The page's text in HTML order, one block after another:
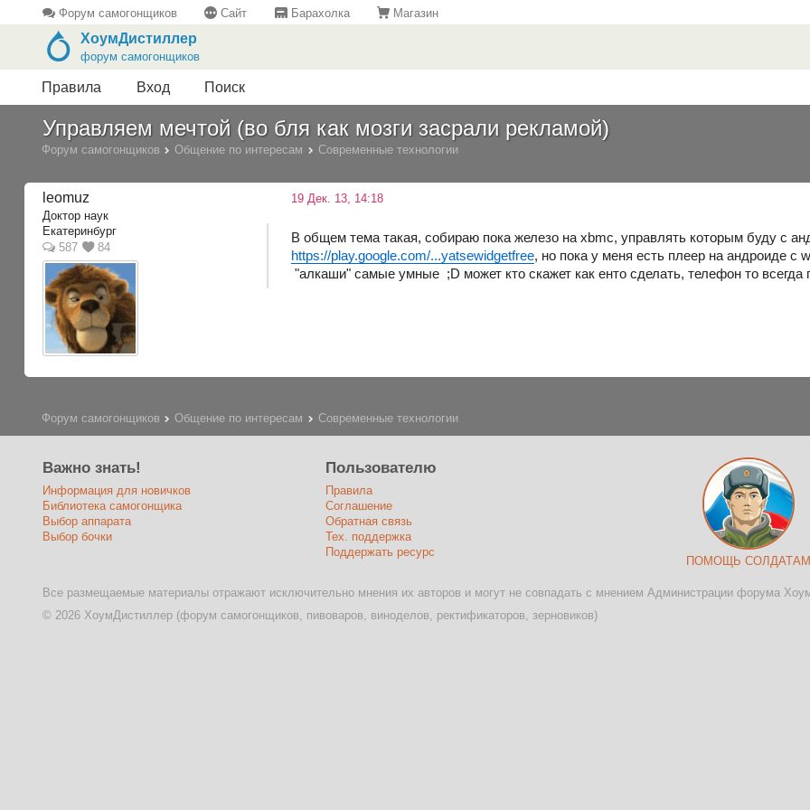
Форум самогонщиков Сайт Барахолка Магазин
ХоумДистиллер
форум самогонщиков
Правила Вход Поиск
Управляем мечтой (во бля как мозги засрали рекламой)
Форум самогонщиков Общение по интересам Современные технологии
leomuz
Доктор наук
Екатеринбург
587
84
19 Дек. 13, 14:18
В общем тема такая, собираю пока железо на xbmc, управлять которым буду с
https://play.google.com/...yatsewidgetfree, но пока у меня есть плеер на андроиде с
"алкаши" самые умные ;D может кто скажет как енто сделать, телефон то всегда
Форум самогонщиков Общение по интересам Современные технологии
Важно знать!
Информация для новичков
Библиотека самогонщика
Выбор аппарата
Выбор бочки
Пользователю
Правила
Соглашение
Обратная связь
Тех. поддержка
Поддержать ресурс
ПОМОЩЬ СОЛДАТАМ
Все размещаемые материалы отражают исключительно мнения их авторов и могут не совпадать с мнением Администрации форума
© 2026 ХоумДистиллер (форум самогонщиков, пивоваров, виноделов, ректификаторов, зерновиков)